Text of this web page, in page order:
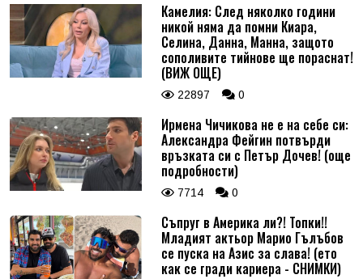
Камелия: След няколко години
никой няма да помни Киара,
Селина, Данна, Манна, защото
сополивите тийнове ще пораснат!
(ВИЖ ОЩЕ)
22897 0
Ирмена Чичикова не е на себе си:
Александра Фейгин потвърди
връзката си с Петър Дочев! (още
подробности)
7714 0
Съпруг в Америка ли?! Топки!!
Младият актьор Марио Гълъбов
се пуска на Азис за слава! (ето
как се гради кариера - СНИМКИ)